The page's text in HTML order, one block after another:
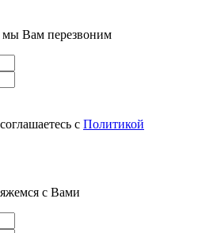
мы Вам перезвоним
с Политикой
с Вами